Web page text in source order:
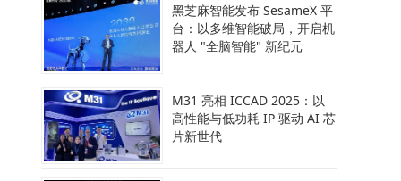
黑芝麻智能发布 SesameX 平
台：以多维智能破局，开启机
器人 "全脑智能" 新纪元
M31 亮相 ICCAD 2025：以
高性能与低功耗 IP 驱动 AI 芯
片新世代